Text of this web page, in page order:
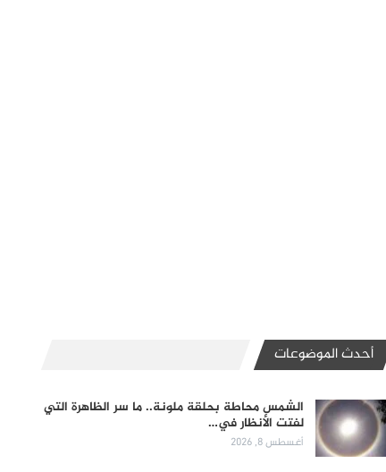
أحدث الموضوعات
الشمس محاطة بحلقة ملونة.. ما سر الظاهرة التي
لفتت الأنظار في…
أغسطس 8, 2026